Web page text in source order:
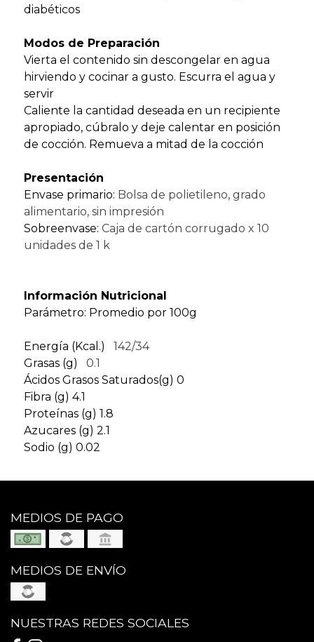
diabéticos
Modos de Preparación
Vierta el contenido sin descongelar en agua
hirviendo y cocinar a gusto. Escurra el agua y
servir
Caliente la cantidad deseada en un recipiente
apropiado, cúbralo y deje calentar en posición
de cocción. Remueva a mitad de la cocción
Presentación
Envase primario: Bolsa de polietileno, grado
alimentario, sin impresión
Sobreenvase: Caja de cartón corrugado x 10
unidades de 1 k
Información Nutricional
Parámetro: Promedio por 100g
Energía (Kcal.) 142/34
Grasas (g) 0.1
Ácidos Grasos Saturados(g) 0
Fibra (g) 4.1
Proteínas (g) 1.8
Azucares (g) 2.1
Sodio (g) 0.02
MEDIOS DE PAGO
MEDIOS DE ENVÍO
NUESTRAS REDES SOCIALES